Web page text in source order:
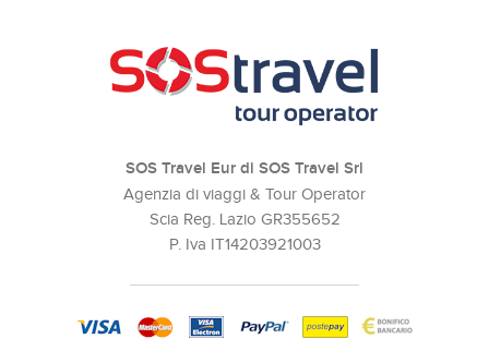
SOS Travel Eur di SOS Travel Srl
Agenzia di viaggi & Tour Operator
Scia Reg. Lazio GR355652
P. Iva IT14203921003